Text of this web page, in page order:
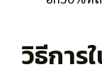
วิธีการ